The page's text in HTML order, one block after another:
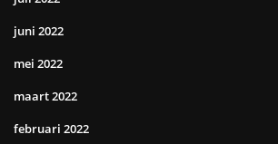
juni 2022
mei 2022
maart 2022
februari 2022